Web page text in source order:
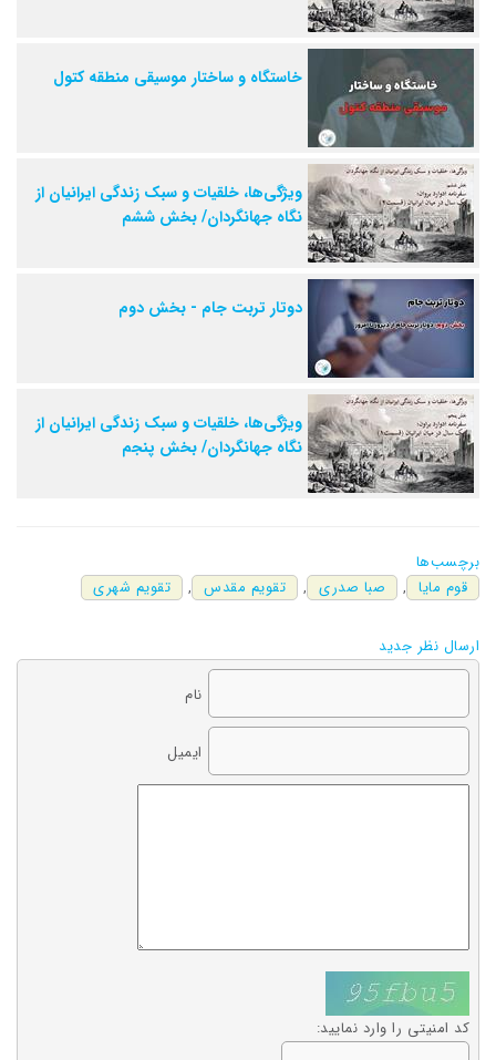
خاستگاه و ساختار موسیقی منطقه کتول
ویژگی‌ها، خلقیات و سبک زندگی ایرانیان از
نگاه جهانگردان/ بخش ششم
دوتار تربت جام - بخش دوم
ویژگی‌ها، خلقیات و سبک زندگی ایرانیان از
نگاه جهانگردان/ بخش پنجم
برچسب‌ها
قوم مایا , صبا صدری , تقویم مقدس , تقویم شهری
ارسال نظر جدید
نام
ایمیل
کد امنیتی را وارد نمایید: